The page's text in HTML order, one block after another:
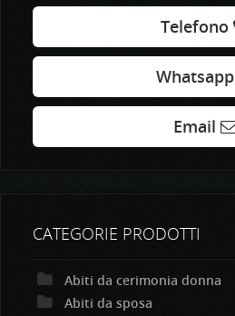
Telefono
Whatsapp
Email
CATEGORIE PRODOTTI
Abiti da cerimonia donna
Abiti da sposa